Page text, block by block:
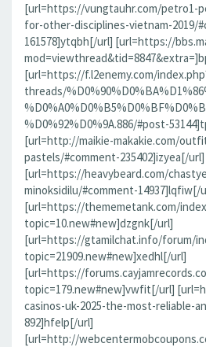
[url=https://vungtauhr.com/petro1-
for-other-disciplines-vietnam-2019/
161578]ytqbh[/url] [url=https://
[url=https://f.l2enemy.com/
threads/
%D0%92%D0%9A.886/#post-
[url=http://maikie-makakie.com/
pastels/#comment-235402]izyea[/url]
[url=https://heavybeard.com/
minoksidilu/#comment-14937]lqfiw[/
[url=https://thememetank.com/
topic=10.new#new]dzgnk[/url]
[url=https://gtamilchat.info/forum/
topic=21909.new#new]xedhl[/url]
[url=https://
topic=179.new#new]vwfit[/url]
casinos-uk-2025-the-most-reliable-
892]hfelp[/url]
[url=http://